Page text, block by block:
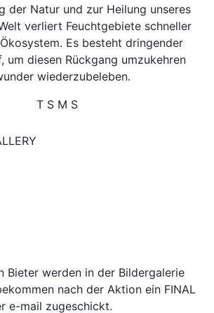
der Natur und zur Heilung unseres
verliert Feuchtgebiete schneller
Es besteht dringender
um diesen Rückgang umzukehren
wiederzubeleben.
T S M S
Bieter werden in der Bildergalerie
nach der Aktion ein FINAL
e-mail zugeschickt.